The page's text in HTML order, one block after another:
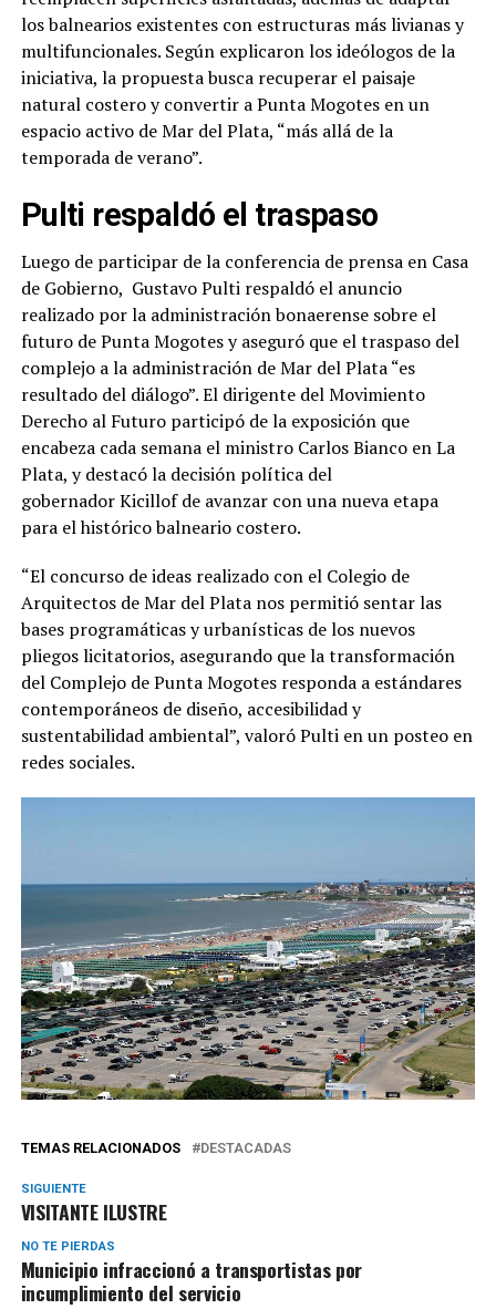
los balnearios existentes con estructuras más livianas y
multifuncionales. Según explicaron los ideólogos de la
iniciativa, la propuesta busca recuperar el paisaje
natural costero y convertir a Punta Mogotes en un
espacio activo de Mar del Plata, “más allá de la
temporada de verano”.
Pulti respaldó el traspaso
Luego de participar de la conferencia de prensa en Casa
de Gobierno, Gustavo Pulti respaldó el anuncio
realizado por la administración bonaerense sobre el
futuro de Punta Mogotes y aseguró que el traspaso del
complejo a la administración de Mar del Plata “es
resultado del diálogo”. El dirigente del Movimiento
Derecho al Futuro participó de la exposición que
encabeza cada semana el ministro Carlos Bianco en La
Plata, y destacó la decisión política del
gobernador Kicillof de avanzar con una nueva etapa
para el histórico balneario costero.
“El concurso de ideas realizado con el Colegio de
Arquitectos de Mar del Plata nos permitió sentar las
bases programáticas y urbanísticas de los nuevos
pliegos licitatorios, asegurando que la transformación
del Complejo de Punta Mogotes responda a estándares
contemporáneos de diseño, accesibilidad y
sustentabilidad ambiental”, valoró Pulti en un posteo en
redes sociales.
TEMAS RELACIONADOS DESTACADAS
SIGUIENTE
VISITANTE ILUSTRE
NO TE PIERDAS
Municipio infraccionó a transportistas por
incumplimiento del servicio